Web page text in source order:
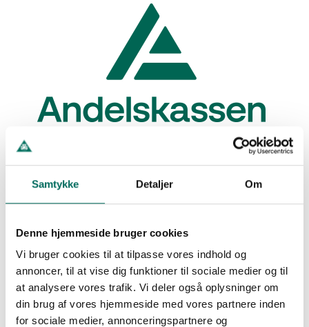
Samtykke Detaljer Om
Denne hjemmeside bruger cookies
Vi bruger cookies til at tilpasse vores indhold og
annoncer, til at vise dig funktioner til sociale medier og til
at analysere vores trafik. Vi deler også oplysninger om
din brug af vores hjemmeside med vores partnere inden
for sociale medier, annonceringspartnere og